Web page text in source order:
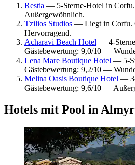
Restia — 5-Sterne-Hotel in
Außergewöhnlich.
Tzilios Studios — Liegt in Corfu.
Hervorragend.
Acharavi Beach Hotel — 4-
Gästebewertung: 9,0/10 —
Lena Mare Boutique Hotel — 5-
Gästebewertung: 9,2/10 —
Melina Oasis Boutique Hotel —
Gästebewertung: 9,6/10 —
Hotels mit Pool in